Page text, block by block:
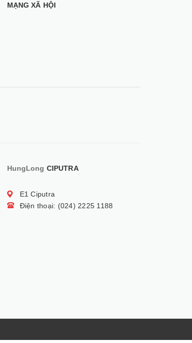
MẠNG XÃ HỘI
HungLong CIPUTRA
E1 Ciputra
Điện thoại: (024) 2225 1188